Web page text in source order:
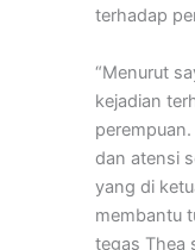
terhadap
“Menurut
kejadian
dan atensi
yang di
membantu
tegas Thea